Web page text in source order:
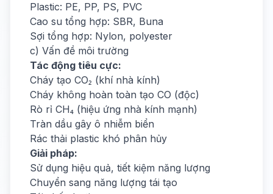
Plastic: PE, PP, PS, PVC
Cao su tổng hợp: SBR, Buna
Sợi tổng hợp: Nylon, polyester
c) Vấn đề môi trường
Tác động tiêu cực:
Cháy tạo CO₂ (khí nhà kính)
Cháy không hoàn toàn tạo CO (độc)
Rò rỉ CH₄ (hiệu ứng nhà kính mạnh)
Tràn dầu gây ô nhiễm biển
Rác thải plastic khó phân hủy
Giải pháp:
Sử dụng hiệu quả, tiết kiệm năng lượng
Chuyển sang năng lượng tái tạo